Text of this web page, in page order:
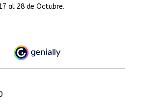
al 28 de Octubre.